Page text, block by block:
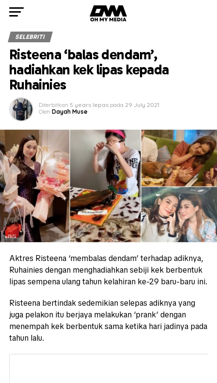
SELEBRITI
Risteena ‘balas dendam’,
hadiahkan kek lipas kepada
Ruhainies
Diterbitkan 5 years lepas pada 29 July 2021
Oleh Dayah Muse
Aktres Risteena ‘membalas dendam’ terhadap adiknya,
Ruhainies dengan menghadiahkan sebiji kek berbentuk
lipas sempena ulang tahun kelahiran ke-29 baru-baru ini.
Risteena bertindak sedemikian selepas adiknya yang
juga pelakon itu berjaya melakukan ‘prank’ dengan
menempah kek berbentuk sama ketika hari jadinya pada
tahun lalu.